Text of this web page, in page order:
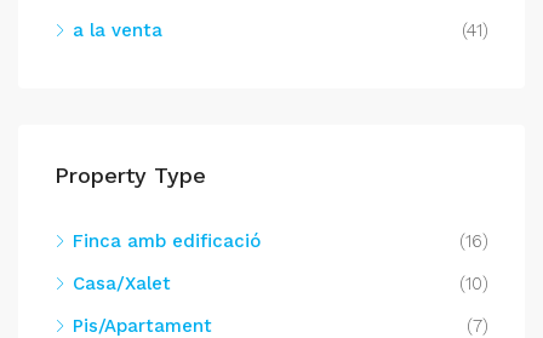
a la venta (41)
Property Type
Finca amb edificació
(16)
Casa/Xalet
(10)
Pis/Apartament
(7)